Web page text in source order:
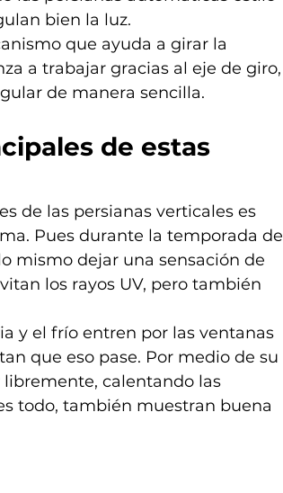
bien la luz.
que ayuda a girar la
a trabajar gracias al eje de giro,
de manera sencilla.
de estas
de las persianas verticales es
Pues durante la temporada de
mismo dejar una sensación de
los rayos UV, pero también
y el frío entren por las ventanas
que eso pase. Por medio de su
libremente, calentando las
todo, también muestran buena